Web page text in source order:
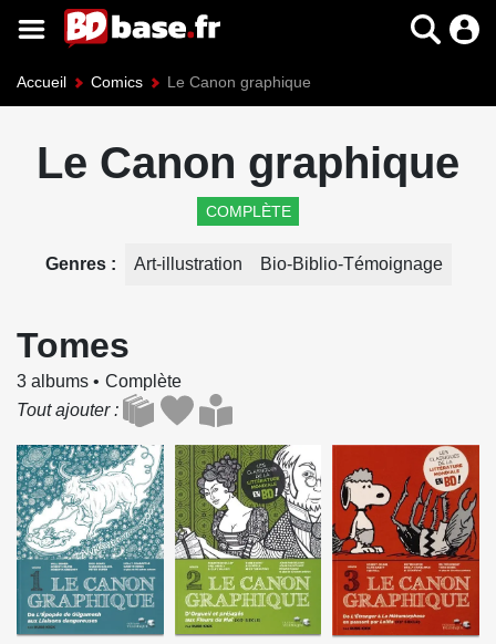
Accueil Comics Le Canon graphique
Le Canon graphique
COMPLÈTE
Genres Art-illustration Bio-Biblio-Témoignage
Tomes
3 albums
Complète
Tout ajouter